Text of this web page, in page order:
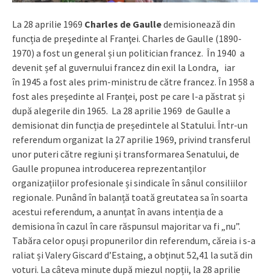
La 28 aprilie 1969 Charles de Gaulledemisionează din
funcția de preşedinte al Franţei. Charles de Gaulle (1890-
1970) a fost un general și un politician francez. În 1940 a
devenit șef al guvernului francez din exil la Londra, iar
în 1945 a fost ales prim-ministru de către francez. În 1958 a
fost ales preşedinte al Franţei, post pe care l-a păstrat și
după alegerile din 1965. La 28 aprilie 1969 de Gaulle a
demisionat din funcția de președintele al Statului. Într-un
referendum organizat la 27 aprilie 1969, privind transferul
unor puteri către regiuni și transformarea Senatului, de
Gaulle propunea introducerea reprezentanților
organizațiilor profesionale și sindicale în sânul consiliilor
regionale. Punând în balanță toată greutatea sa în soarta
acestui referendum, a anunțat în avans intenția de a
demisiona în cazul în care răspunsul majoritar va fi „nu”.
Tabăra celor opuși propunerilor din referendum, căreia i s-a
raliat și Valery Giscard d’Estaing, a obținut 52,41 la sută din
voturi. La câteva minute după miezul nopții, la 28 aprilie